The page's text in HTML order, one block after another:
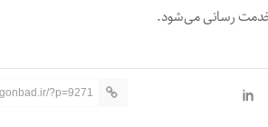
خدمت رسانی می‌شود.
?p=9271